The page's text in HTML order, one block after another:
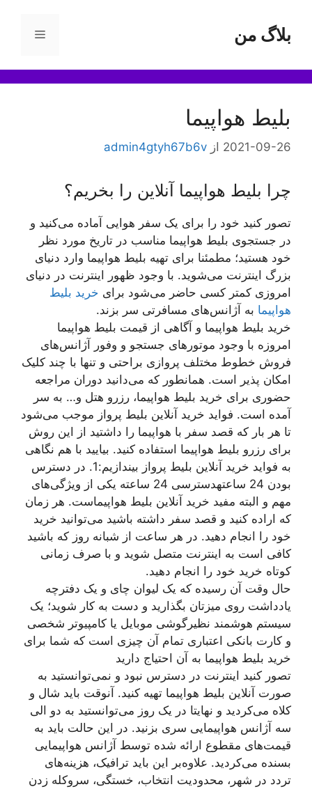
محتوابلاگ من فهرست
بلیط هواپیما
2021-09-26 از admin4gtyh67b6v
چرا بلیط هواپیما آنلاین را بخریم؟
تصور کنید خود را برای یک سفر هوایی آماده می‌کنید و
در جستجوی بلیط هواپیما مناسب در تاریخ مورد نظر
خود هستید؛ مطمئنا برای تهیه بلیط هواپیما وارد دنیای
بزرگ اینترنت می‌شوید. با وجود ظهور اینترنت در دنیای
امروزی کمتر کسی حاضر می‌شود برای خرید بلیط
هواپیما به آژانس‌های مسافرتی سر بزند.
خرید بلیط هواپیما و آگاهی از قیمت بلیط هواپیما
امروزه با وجود موتورهای جستجو و وفور آژانس‌های
فروش خطوط مختلف پروازی براحتی و تنها با چند کلیک
امکان پذیر است. همانطور که می‌دانید دوران مراجعه
حضوری برای خرید بلیط هواپیما، رزرو هتل و… به سر
آمده است. فواید خرید آنلاین بلیط پرواز موجب می‌شود
تا هر بار که قصد سفر با هواپیما را داشتید از این روش
برای رزرو بلیط هواپیما استفاده کنید. بیایید با هم نگاهی
به فواید خرید آنلاین بلیط پرواز بیندازیم: 1. در دسترس
بودن 24 ساعته
دسترسی 24 ساعته یکی از ویژگی‌های
مهم و البته مفید خرید آنلاین بلیط هواپیماست. هر زمان
که اراده کنید و قصد سفر داشته باشید می‌توانید خرید
خود را انجام دهید. در هر ساعت از شبانه روز که باشید
کافی است به اینترنت متصل شوید و با صرف زمانی
کوتاه خرید خود را انجام دهید.
حال وقت آن رسیده که یک لیوان چای و یک دفترچه
یادداشت روی میزتان بگذارید و دست به کار شوید؛ یک
سیستم هوشمند نظیرگوشی موبایل یا کامپیوتر شخصی
و کارت بانکی اعتباری تمام آن چیزی است که شما برای
خرید بلیط هواپیما به آن احتیاج دارید
تصور کنید اینترنت در دسترس نبود و نمی‌توانستید به
صورت آنلاین بلیط هواپیما تهیه کنید. آنوقت باید شال و
کلاه می‌کردید و نهایتا در یک روز می‌توانستید به دو الی
سه آژانس هواپیمایی سری بزنید. در این حالت باید به
قیمت‌های مقطوع ارائه شده توسط آژانس هواپیمایی
بسنده می‌کردید. علاوه‌بر این باید ترافیک، هزینه‌های
تردد در شهر، محدودیت انتخاب، خستگی، سروکله زدن